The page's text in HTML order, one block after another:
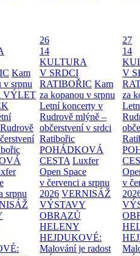
Kam
v srpnu
VÝLET
srpnu
26
14
KULTURA
V SRDCI
RATIBOŘIC Kam
za kopanou v srpnu
Letní koncerty v
Rudrově mlýně –
občerstvení v srdci
Ratibořic
POHÁDKOVÁ
CESTA Luxfer
Open Space
v červenci a srpnu
2026 VERNISÁŽ
VÝSTAVY
OBRAZŮ
HELENY
HEJDUKOVÉ:
Malování je radost
27
14
V
za
v